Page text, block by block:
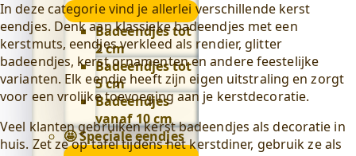
📏
Populaire
afmetingen
submenu
Badeendjes tot
2 cm
Badeendjes tot
5 cm
Badeendjes
vanaf 10 cm
🤩 Speciale eendjes
In deze categorie vind je allerlei verschillende kerst
eendjes. Denk aan klassieke badeendjes met een
kerstmuts, eendjes verkleed als rendier, glitter
badeendjes, kerst ornamenten en andere feestelijke
varianten. Elk eendje heeft zijn eigen uitstraling en zorgt
voor een vrolijke toevoeging aan je kerstdecoratie.
Veel klanten gebruiken kerst badeendjes als decoratie in
huis. Zet ze op tafel tijdens het kerstdiner, gebruik ze als